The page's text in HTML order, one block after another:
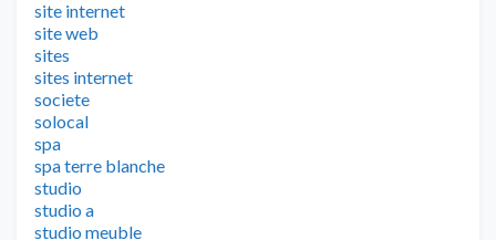
site internet
site web
sites
sites internet
societe
solocal
spa
spa terre blanche
studio
studio a
studio meuble